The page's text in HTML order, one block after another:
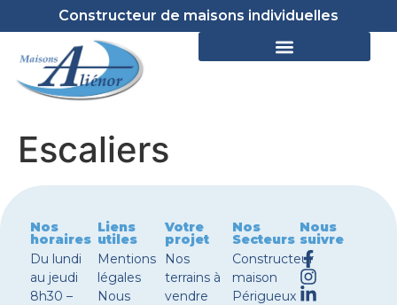
Constructeur de maisons individuelles
Escaliers
Nos
horaires
Du lundi
au jeudi
8h30 –
Liens
utiles
Mentions
légales
Nous
Votre
projet
Nos
terrains à
vendre
Nos
Secteurs
Constructeur
maison
Périgueux
Nous
suivre